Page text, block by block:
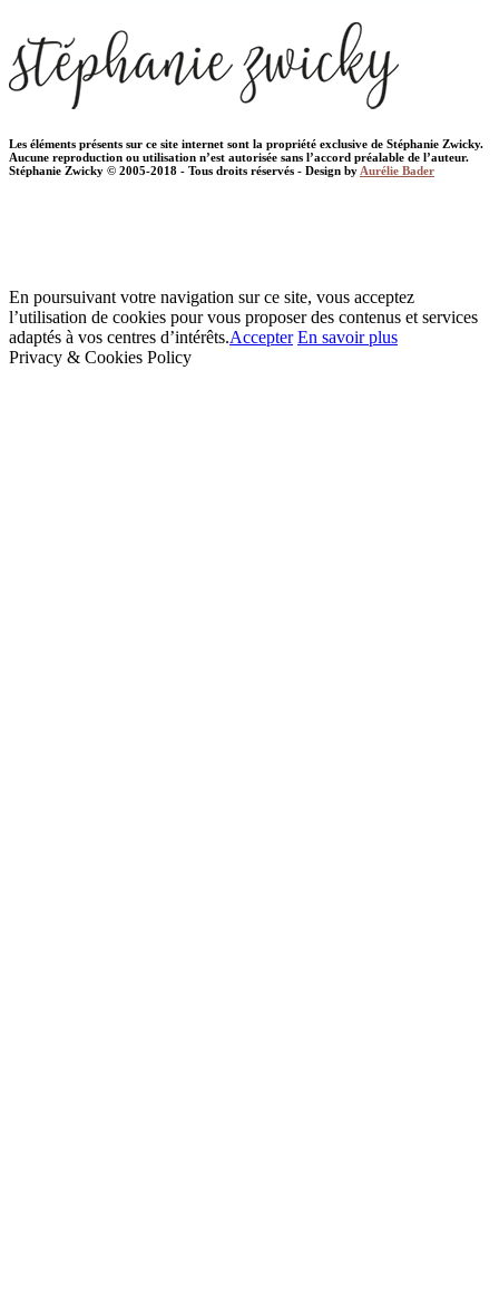
Les éléments présents sur ce site internet sont la propriété exclusive de Stéphanie Zwicky.
Aucune reproduction ou utilisation n’est autorisée sans l’accord préalable de l’auteur.
Stéphanie Zwicky © 2005-2018 - Tous droits réservés - Design by Aurélie Bader
En poursuivant votre navigation sur ce site, vous acceptez
l’utilisation de cookies pour vous proposer des contenus et services
adaptés à vos centres d’intérêts.Accepter En savoir plus
Privacy & Cookies Policy